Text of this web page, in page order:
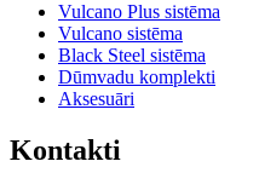
Vulcano Plus sistēma
Vulcano sistēma
Black Steel sistēma
Dūmvadu komplekti
Aksesuāri
Kontakti